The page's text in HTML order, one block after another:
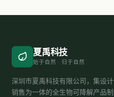
夏禹科技
始于自然 · 归于自然
深圳市夏禹科技有限公司，集设计
销售为一体的全生物可降解产品